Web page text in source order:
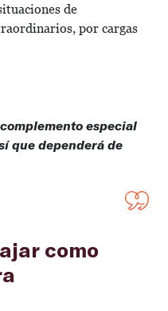
de
por cargas
especial
que dependerá de
como